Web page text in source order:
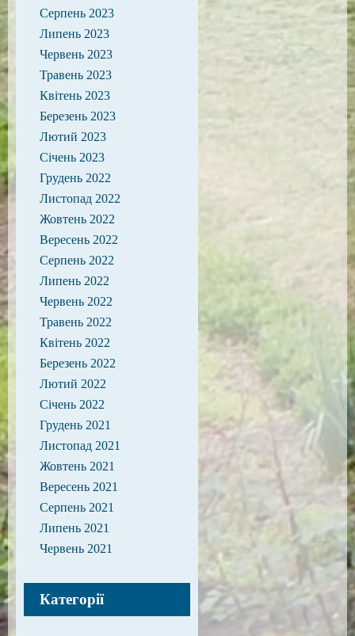
Серпень 2023
Липень 2023
Червень 2023
Травень 2023
Квітень 2023
Березень 2023
Лютий 2023
Січень 2023
Грудень 2022
Листопад 2022
Жовтень 2022
Вересень 2022
Серпень 2022
Липень 2022
Червень 2022
Травень 2022
Квітень 2022
Березень 2022
Лютий 2022
Січень 2022
Грудень 2021
Листопад 2021
Жовтень 2021
Вересень 2021
Серпень 2021
Липень 2021
Червень 2021
Категорії